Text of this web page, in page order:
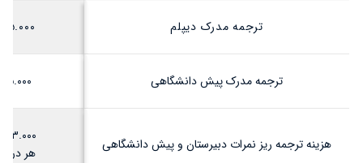
ترجمه مدرک دیپلم ۷۵.۰۰۰ تومان
ترجمه مدرک پیش دانشگاهی ۷۵.۰۰۰ تومان
هزینه ترجمه ریز نمرات دبیرستان و پیش دانشگاهی
هر درس